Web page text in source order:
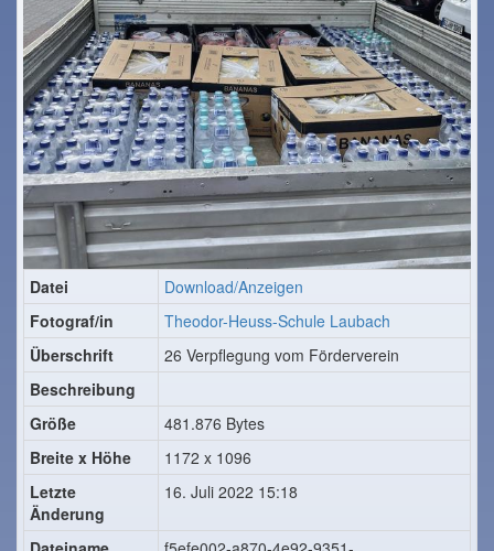
Datei
Download/Anzeigen
Fotograf/in
Theodor-Heuss-Schule Laubach
Überschrift
26 Verpflegung vom Förderverein
Beschreibung
Größe
481.876 Bytes
Breite x Höhe
1172 x 1096
Letzte
Änderung
16. Juli 2022 15:18